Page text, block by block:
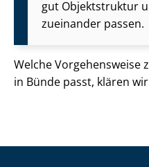
gut Objektstruktur
zueinander passen.
Welche Vorgehensweise
in Bünde passt, klären